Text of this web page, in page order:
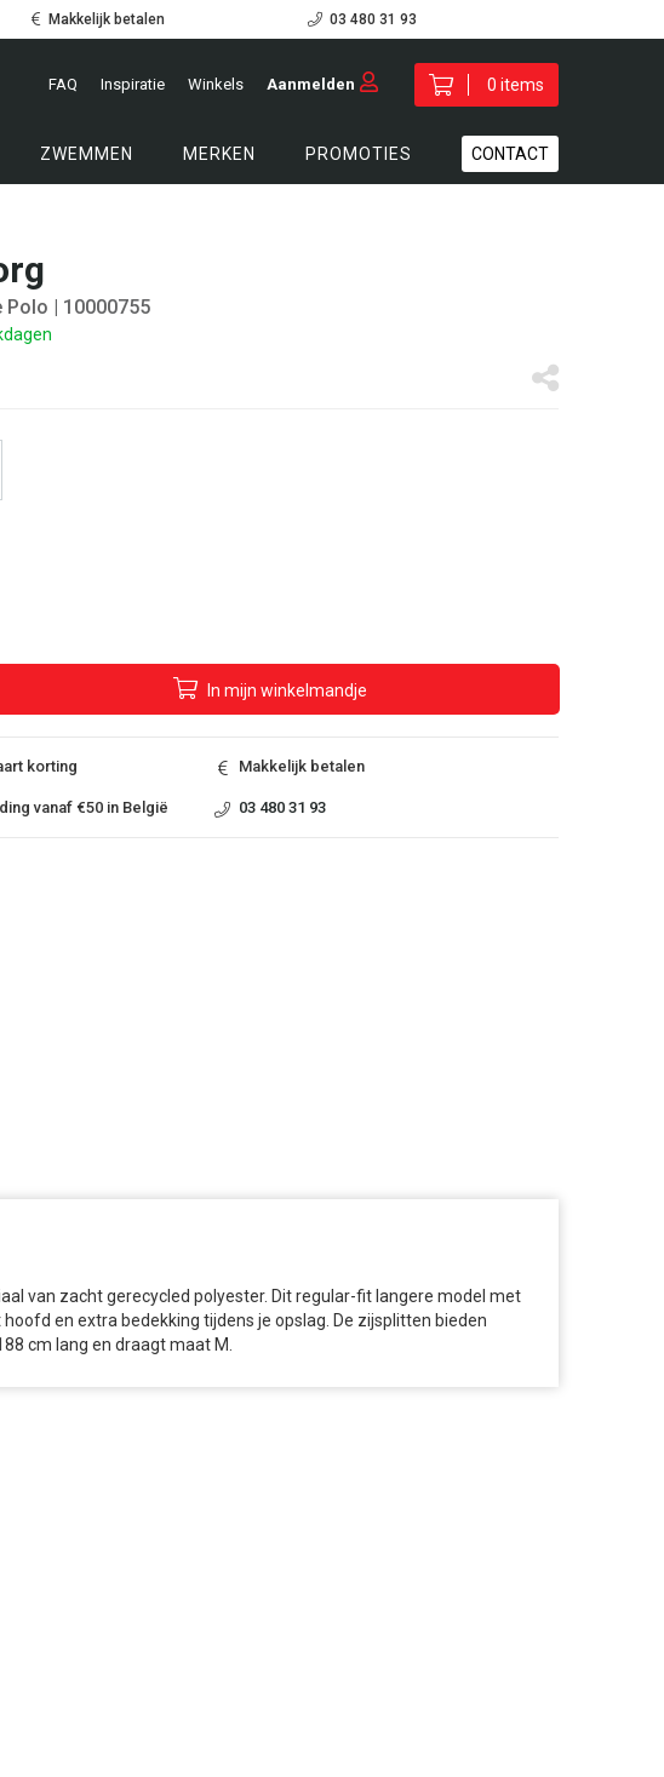
Makkelijk betalen 03 480 31 93
FAQ Inspiratie Winkels Aanmelden 0 items
ZWEMMEN MERKEN PROMOTIES CONTACT
Polo | 10000755
In mijn winkelmandje
korting
vanaf €50 in België
Makkelijk betalen
03 480 31 93
van zacht gerecycled polyester. Dit regular-fit langere model met
en extra bedekking tijdens je opslag. De zijsplitten bieden
cm lang en draagt maat M.